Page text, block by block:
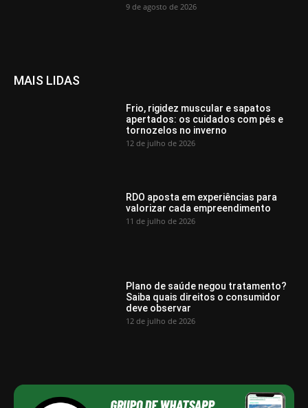
9 de agosto de 2026
MAIS LIDAS
Frio, rigidez muscular e sapatos
apertados: os cuidados com pés e
tornozelos no inverno
12 de julho de 2026
RDO aposta em experiências para
valorizar cada empreendimento
11 de julho de 2026
Plano de saúde negou tratamento?
Saiba quais direitos o consumidor
deve observar
12 de julho de 2026